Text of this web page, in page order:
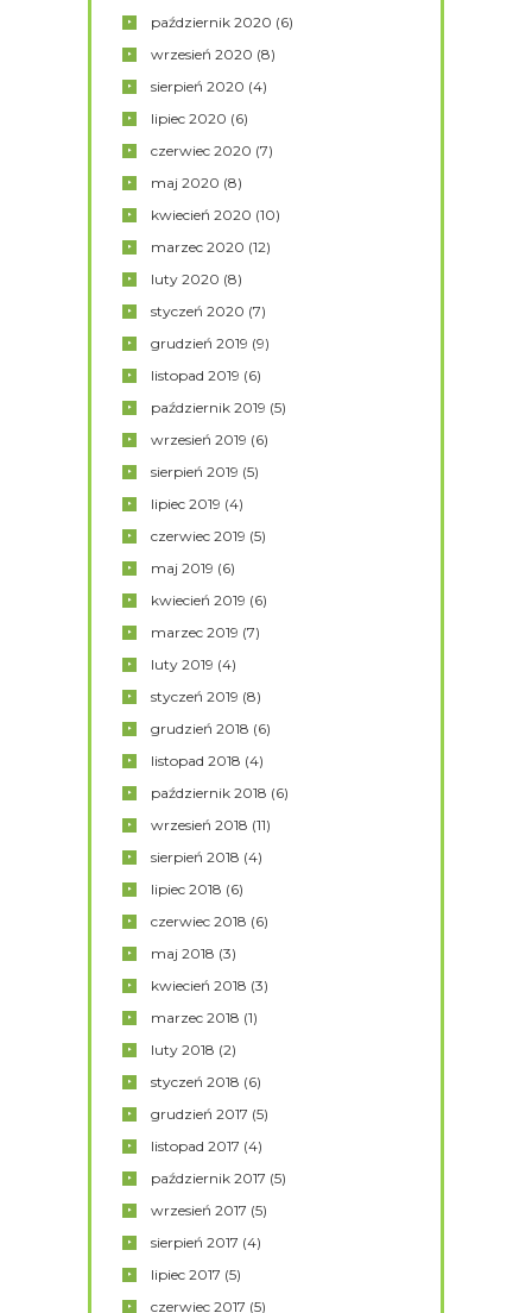
październik2020 (6)
wrzesień2020 (8)
sierpień2020 (4)
lipiec2020 (6)
czerwiec2020 (7)
maj2020 (8)
kwiecień2020 (10)
marzec2020 (12)
luty2020 (8)
styczeń2020 (7)
grudzień2019 (9)
listopad2019 (6)
październik2019 (5)
wrzesień2019 (6)
sierpień2019 (5)
lipiec2019 (4)
czerwiec2019 (5)
maj2019 (6)
kwiecień2019 (6)
marzec2019 (7)
luty2019 (4)
styczeń2019 (8)
grudzień2018 (6)
listopad2018 (4)
październik2018 (6)
wrzesień2018 (11)
sierpień2018 (4)
lipiec2018 (6)
czerwiec2018 (6)
maj2018 (3)
kwiecień2018 (3)
marzec2018 (1)
luty2018 (2)
styczeń2018 (6)
grudzień2017 (5)
listopad2017 (4)
październik2017 (5)
wrzesień2017 (5)
sierpień2017 (4)
lipiec2017 (5)
czerwiec2017 (5)